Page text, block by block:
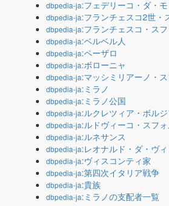
dbpedia-ja:フェデリーコ・ダ・
dbpedia-ja:フランチェスコ2世・
dbpedia-ja:フランチェスコ・ス
dbpedia-ja:ベルベル人
dbpedia-ja:ペーザロ
dbpedia-ja:ボローニャ
dbpedia-ja:マッシミリアーノ・
dbpedia-ja:ミラノ
dbpedia-ja:ミラノ公国
dbpedia-ja:ルクレツィア・ボル
dbpedia-ja:ルドヴィーコ・スフ
dbpedia-ja:ルネサンス
dbpedia-ja:レオナルド・ダ・ヴ
dbpedia-ja:ヴィスコンティ家
dbpedia-ja:第四次イタリア戦争
dbpedia-ja:貴族
dbpedia-ja:ミラノの支配者一覧